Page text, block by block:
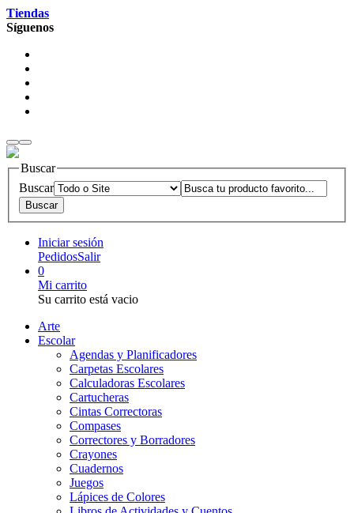
Tiendas
Síguenos
Buscar
Buscar
Iniciar sesión
PedidosSalir
0
Mi carrito
Su carrito está vacio
Arte
Escolar
Agendas y Planificadores
Carpetas Escolares
Calculadoras Escolares
Cartucheras
Cintas Correctoras
Compases
Correctores y Borradores
Crayones
Cuadernos
Juegos
Lápices de Colores